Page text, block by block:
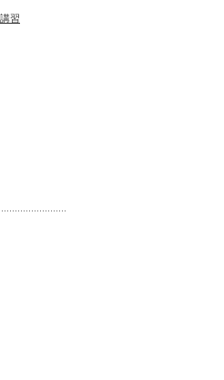
習